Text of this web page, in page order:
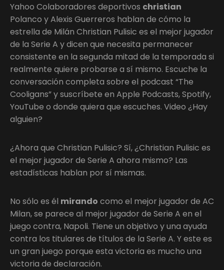
Yahoo Colaboradores deportivos christian
Polanco y Alexis Guerreros hablan de cómo la
estrella de Milán Christian Pulisic es el mejor jugador
de la Serie A y dicen que necesita permanecer
consistente en la segunda mitad de la temporada si
realmente quiere probarse a sí mismo. Escuche la
conversación completa sobre el podcast “The
Cooligans” y suscríbete en Apple Podcasts, Spotify,
YouTube o donde quiera que escuches. Video ¿Hay
alguien?
¿Ahora que Christian Pulisic? Sí, ¿Christian Pulisic es
el mejor jugador de Serie A ahora mismo? Las
estadísticas hablan por sí mismas.
No sólo es él mirando como el mejor jugador de AC
Milan, se parece al mejor jugador de Serie A en el
juego contra, Napoli. Tiene un objetivo y una ayuda
contra los titulares de títulos de la Serie A. Y este es
un gran juego porque esta victoria es mucho una
victoria de declaración.